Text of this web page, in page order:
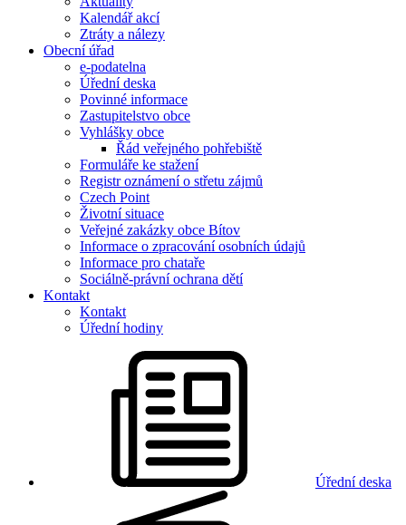
Kalendář akcí
Ztráty a nálezy
Obecní úřad
e-podatelna
Úřední deska
Povinné informace
Zastupitelstvo obce
Vyhlášky obce
Řád veřejného pohřebiště
Formuláře ke stažení
Registr oznámení o střetu zájmů
Czech Point
Životní situace
Veřejné zakázky obce Bítov
Informace o zpracování osobních údajů
Informace pro chataře
Sociálně-právní ochrana dětí
Kontakt
Kontakt
Úřední hodiny
Úřední deska